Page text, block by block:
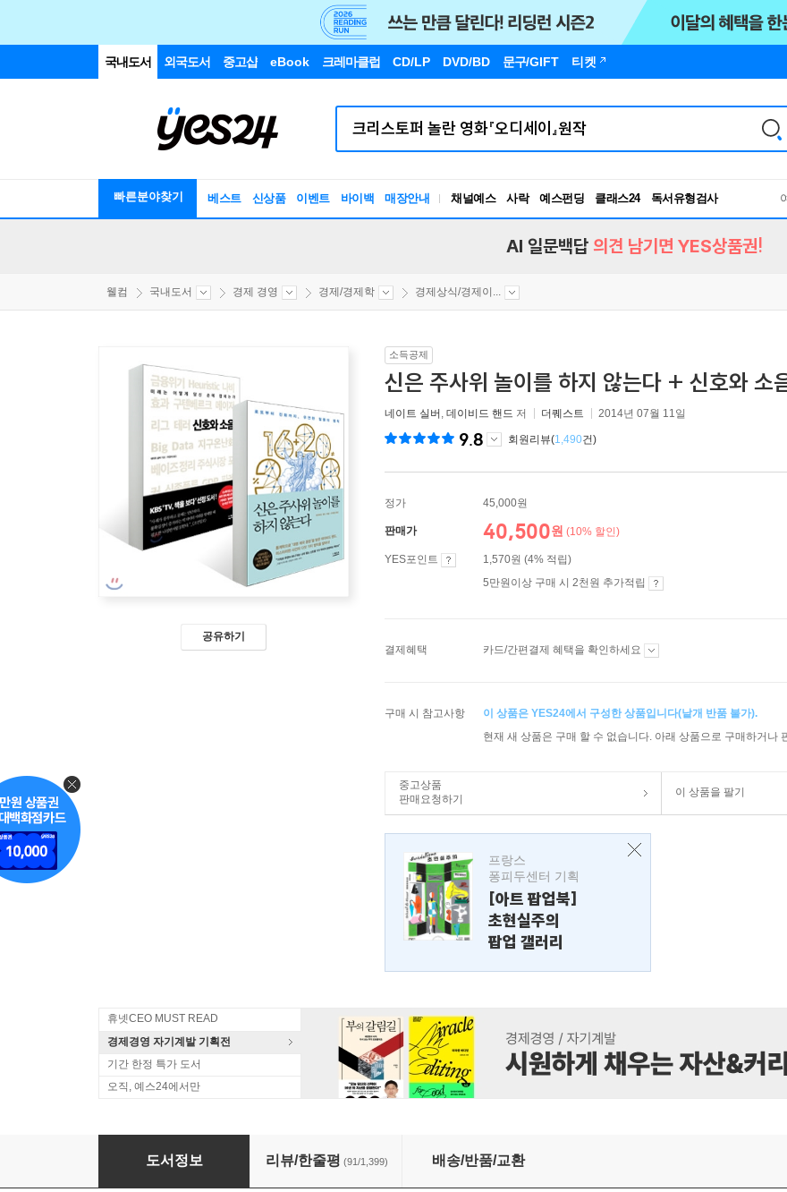
국내도서 외국도서 중고샵 eBook 크레마클럽 CD/LP DVD/BD 문구/GIFT 티켓
빠른분야찾기 베스트 신상품 이벤트 바이백 매장안내 채널예스 사락 예스펀딩 클래스24
독서유형검사
RBTI Lab
AI 일문백답 의견 남기면 YES상품권!
웰컴 국내도서 경제 경영 경제/경제학 경제상식/경제이...
공유하기
소득공제
신은 주사위 놀이를 하지 않는다 + 신호와 소
네이트 실버 , 데이비드 핸드 저 더퀘스트 2014년 07월 11일
9.8 회원리뷰(1,490건)
정가 45,000원
판매가 40,500원 (10% 할인)
YES포인트
1,570원 (4% 적립)
5만원이상 구매 시 2천원 추가적립
결제혜택 카드/간편결제 혜택을 확인하세요
구매 시 참고사항
이 상품은 YES24에서 구성한 상품입니다(낱개 반품 불가).
현재 새 상품은 구매 할 수 없습니다. 아래 상품으로 구매하거나
중고상품
판매요청하기
이 상품을 팔기
프랑스
퐁피두센터 기획
[아트 팝업북]
초현실주의
팝업 갤러리
휴넷CEO MUST READ
경제경영 자기계발 기획전
기간 한정 특가 도서
오직, 예스24에서만
신은 주사위 놀이를 하지 않는다 + 신호와 소음
도서정보 리뷰/한줄평 (91/1,399) 배송/반품/교환